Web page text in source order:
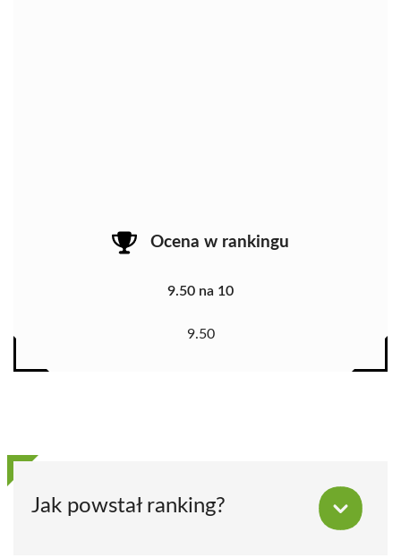
Ocena w rankingu
9.50 na 10
9.50
Jak powstał ranking?